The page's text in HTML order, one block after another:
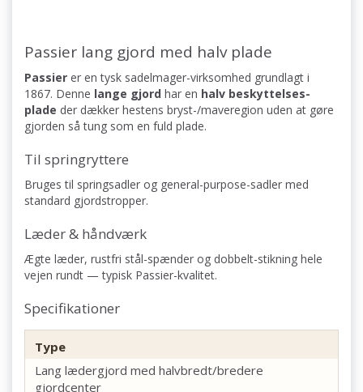
Passier lang gjord med halv plade
Passier er en tysk sadelmager-virksomhed grundlagt i
1867. Denne lange gjord har en halv beskyttelses-
plade der dækker hestens bryst-/maveregion uden at gøre
gjorden så tung som en fuld plade.
Til springryttere
Bruges til springsadler og general-purpose-sadler med
standard gjordstropper.
Læder & håndværk
Ægte læder, rustfri stål-spænder og dobbelt-stikning hele
vejen rundt — typisk Passier-kvalitet.
Specifikationer
Type
Lang lædergjord med halvbredt/bredere
gjordcenter